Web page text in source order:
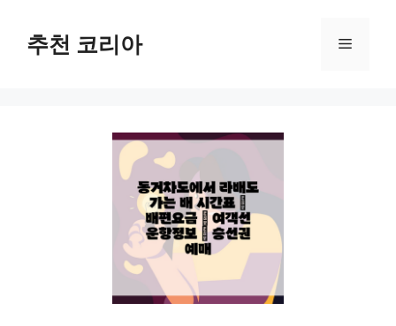
추천 코리아 메